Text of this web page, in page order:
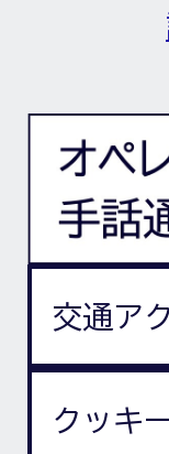
交通ア
クッキ